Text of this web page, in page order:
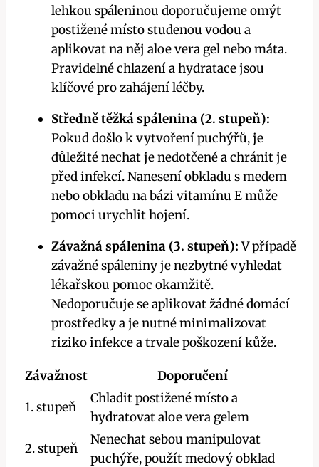
lehkou spáleninou doporučujeme omýt
postižené místo studenou vodou a
aplikovat na něj aloe vera gel nebo máta.
Pravidelné chlazení a hydratace jsou
klíčové pro zahájení léčby.
Středně těžká spálenina (2. stupeň):
Pokud došlo k vytvoření puchýřů, je
důležité nechat je nedotčené a chránit je
před infekcí. Nanesení obkladu s medem
nebo obkladu na bázi vitamínu E může
pomoci urychlit hojení.
Závažná spálenina (3. stupeň):V případě
závažné spáleniny je nezbytné vyhledat
lékařskou pomoc okamžitě.
Nedoporučuje se aplikovat žádné domácí
prostředky a je nutné minimalizovat
riziko infekce a trvale poškození kůže.
Závažnost
Doporučení
1. stupeň
Chladit postižené místo a
hydratovat aloe vera gelem
2. stupeň
Nenechat sebou manipulovat
puchýře, použít medový obklad